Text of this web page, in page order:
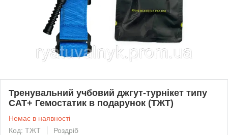
Тренувальний учбовий джгут-турнікет типу
САТ+ Гемостатик в подарунок (ТЖТ)
Немає в наявності
Код: ТЖТ
Роздріб